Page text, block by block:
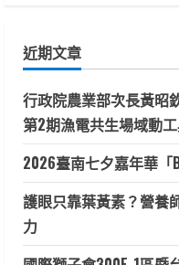
字:
近期文章
行政院農業部次長黃昭
第2期漁電共生場域動
2026臺南七夕嘉年華「
護眼只靠葉黃素？營養
力